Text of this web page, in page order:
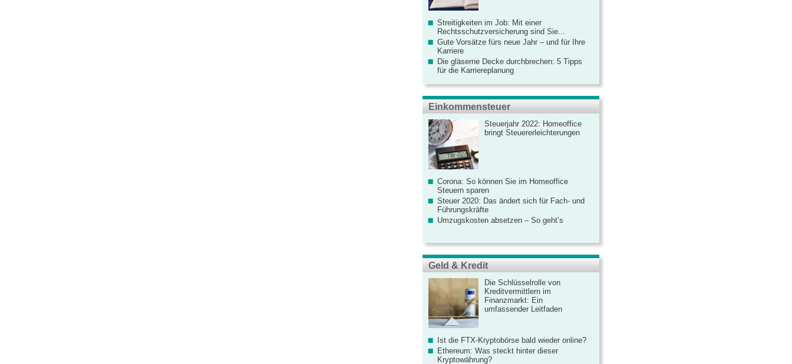
Streitigkeiten im Job: Mit einer
Rechtsschutzversicherung sind Sie...
Gute Vorsätze fürs neue Jahr – und für Ihre
Karriere
Die gläserne Decke durchbrechen: 5 Tipps
für die Karriereplanung
Einkommensteuer
Steuerjahr 2022: Homeoffice
bringt Steuererleichterungen
Corona: So können Sie im Homeoffice
Steuern sparen
Steuer 2020: Das ändert sich für Fach- und
Führungskräfte
Umzugskosten absetzen – So geht’s
Geld & Kredit
Die Schlüsselrolle von
Kreditvermittlern im
Finanzmarkt: Ein
umfassender Leitfaden
Ist die FTX-Kryptobörse bald wieder online?
Ethereum: Was steckt hinter dieser
Kryptowährung?